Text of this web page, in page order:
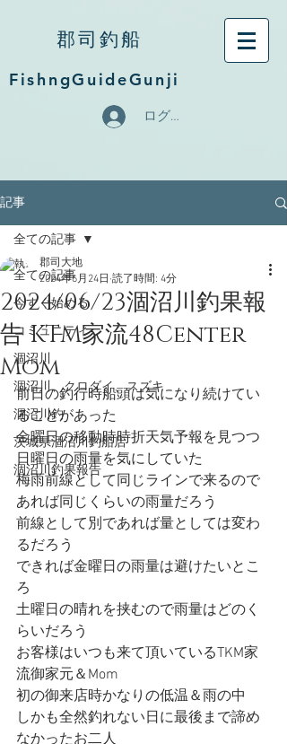
郡司釣船
FishngGuideGunji
ログイン
記事
全ての記事
今すぐ始める
コミュニティ
涸沼川
涸沼川、クロダイ、スズキ
涸沼川釣
茨城県涸沼川釣船店
涸沼川釣果報告
全ての記事
2024/06/23涸沼川釣果報
告 KTM家流48Center
Mom
郡司大地
2024年6月24日 読了時間: 4分
前日の釣行時船頭は気になり続けてい
ることがあった
金曜日の移動時時折天気予報を見つつ
日曜日の雨量を気にしていた
梅雨前線として同じラインで来るので
あれば同じくらいの雨量だろう
前線として別であれば量としては変わ
るだろう
できれば金曜日の雨量は避けたいとこ
ろ
土曜日の晴れを挟むので雨量はどのく
らいだろう
お客様はいつも来て頂いているTKM家
流御家元＆Mom
初の御来店時かなりの低温＆雨の中
しかも全然釣れない日に最後まで諦め
なかったお二人